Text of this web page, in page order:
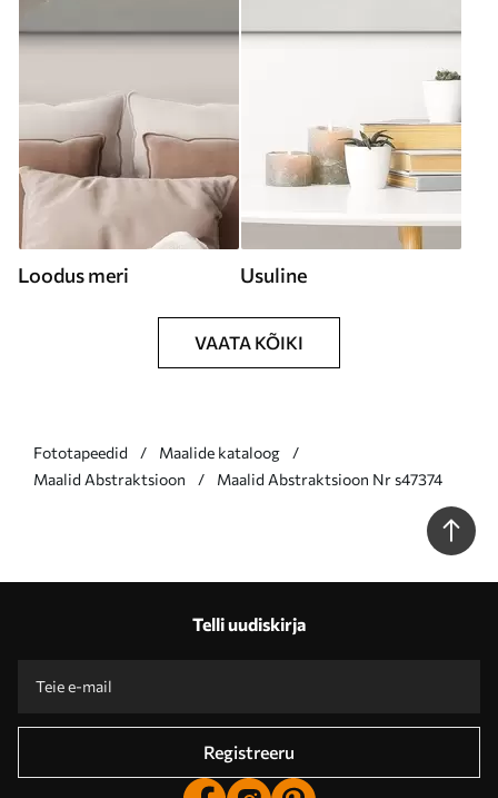
Loodus meri Usuline
VAATA KÕIKI
Fototapeedid
Maalide kataloog
Maalid Abstraktsioon
Maalid Abstraktsioon Nr s47374
Telli uudiskirja
Registreeru